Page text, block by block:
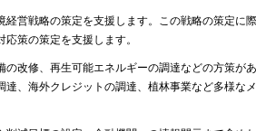
経営戦略の策定を支援します。この戦略の策定に
策の策定を支援します。
の改修、再生可能エネルギーの調達などの方策が
達、海外クレジットの調達、植林事業など多様な